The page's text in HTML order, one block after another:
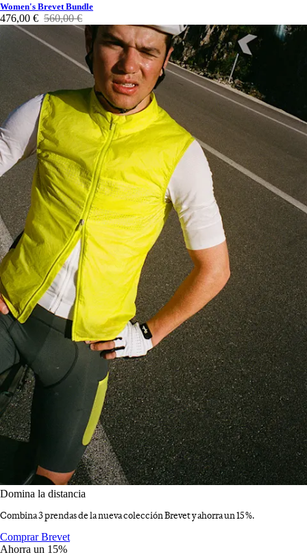
Women's Brevet Bundle
476,00 € 560,00 €
Domina la distancia
Combina 3 prendas de la nueva colección Brevet y ahorra un 15 %.
Domina la distancia
Comprar Brevet
Ahorra un 15%